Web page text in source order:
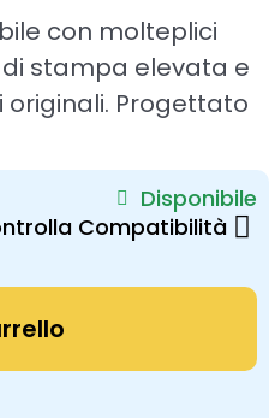
con molteplici
Progettato
Disponibile
Compatibilità